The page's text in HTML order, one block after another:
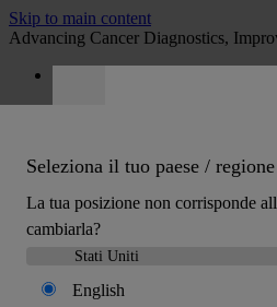
Skip to main content
Advancing Cancer Diagnostics,
Seleziona il tuo paese / regione
La tua posizione non corrisponde
cambiarla?
English
MENU